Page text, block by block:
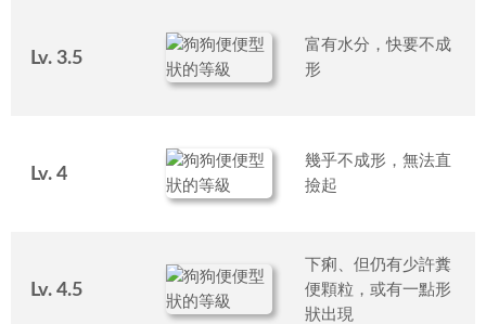
Lv. 3.5
富有水分，快要不成
形
Lv. 4
幾乎不成形，無法直
撿起
Lv. 4.5
下痢、但仍有少許糞
便顆粒，或有一點形
狀出現